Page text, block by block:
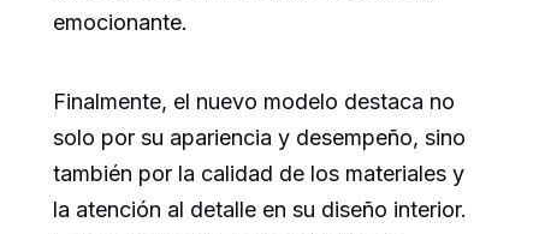
emocionante.
Finalmente, el nuevo modelo destaca no
solo por su apariencia y desempeño, sino
también por la calidad de los materiales y
la atención al detalle en su diseño interior.